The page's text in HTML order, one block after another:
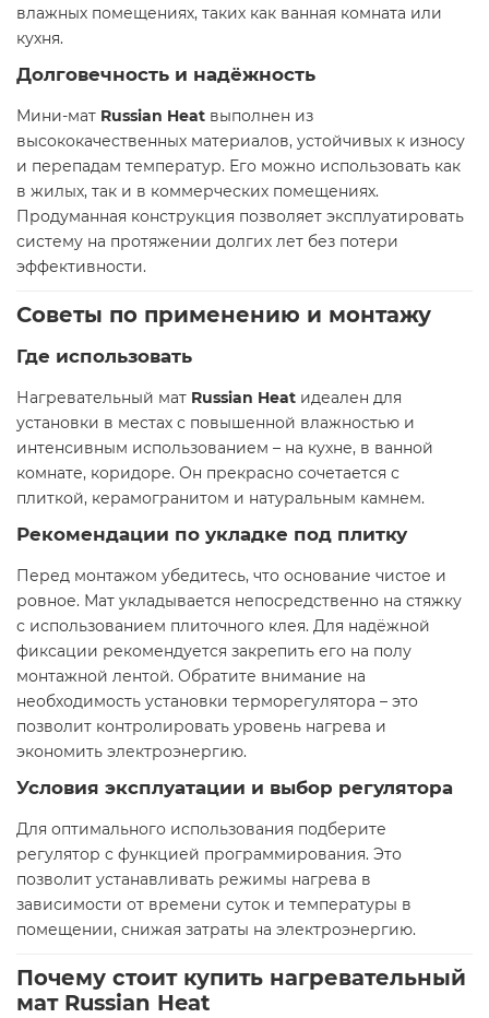
влажных помещениях, таких как ванная комната или
кухня.
Долговечность и надёжность
Мини-мат Russian Heat выполнен из
высококачественных материалов, устойчивых к износу
и перепадам температур. Его можно использовать как
в жилых, так и в коммерческих помещениях.
Продуманная конструкция позволяет эксплуатировать
систему на протяжении долгих лет без потери
эффективности.
Советы по применению и монтажу
Где использовать
Нагревательный мат Russian Heat идеален для
установки в местах с повышенной влажностью и
интенсивным использованием – на кухне, в ванной
комнате, коридоре. Он прекрасно сочетается с
плиткой, керамогранитом и натуральным камнем.
Рекомендации по укладке под плитку
Перед монтажом убедитесь, что основание чистое и
ровное. Мат укладывается непосредственно на стяжку
с использованием плиточного клея. Для надёжной
фиксации рекомендуется закрепить его на полу
монтажной лентой. Обратите внимание на
необходимость установки терморегулятора – это
позволит контролировать уровень нагрева и
экономить электроэнергию.
Условия эксплуатации и выбор регулятора
Для оптимального использования подберите
регулятор с функцией программирования. Это
позволит устанавливать режимы нагрева в
зависимости от времени суток и температуры в
помещении, снижая затраты на электроэнергию.
Почему стоит купить нагревательный
мат Russian Heat